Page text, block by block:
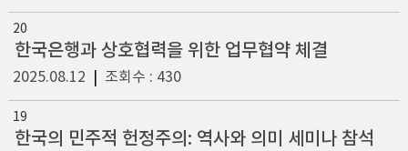
20
한국은행과 상호협력을 위한 업무협약 체결
2025.08.12 조회수 : 430
19
한국의 민주적 헌정주의: 역사와 의미 세미나 참석